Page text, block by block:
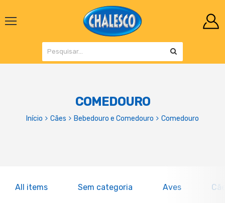
COMEDOURO
Início Cães Bebedouro e Comedouro Comedouro
All items Sem categoria Aves